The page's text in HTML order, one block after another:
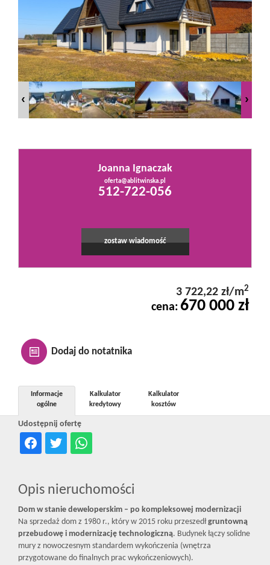
Mieszkania
Domy
Działki
Kontakt
dla
Joanna Ignaczak
oferta@ablitwinska.pl
512-722-056
zostaw wiadomość
3 722,22 zł/m2
cena: 670 000 zł
Dodaj do notatnika
Udostępnij ofertę
Informacje
ogólne
Kalkulator
kredytowy
Kalkulator
kosztów
Opis nieruchomości
Dom w stanie deweloperskim – po kompleksowej modernizacji
Na sprzedaż dom z 1980 r., który w 2015 roku przeszedłgruntowną
przebudowę i modernizację technologiczną. Budynek łączy solidne
mury z nowoczesnym standardem wykończenia (wnętrza
przygotowane do finalnych prac wykończeniowych).